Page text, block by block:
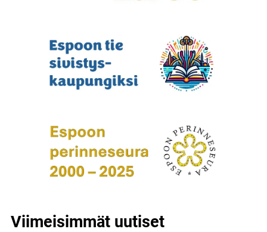
Viimeisimmät uutiset